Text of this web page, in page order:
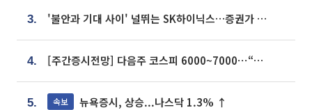
3. '불안과 기대 사이' 널뛰는 SK하이닉스…증권가 "HBM4·LTA 기반 펀터멘털 견고"
4. [주간증시전망] 다음주 코스피 6000~7000⋯“外人 수급은 정책이 변수”
5. 속보 뉴욕증시, 상승...나스닥 1.3% ↑